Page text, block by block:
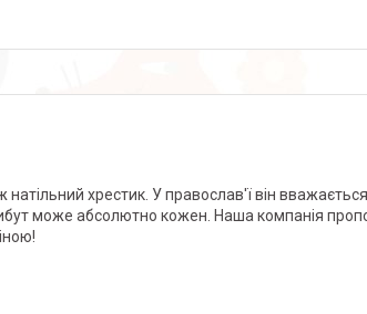
хрестик. У православ'ї він
може абсолютно кожен. Наша компанія